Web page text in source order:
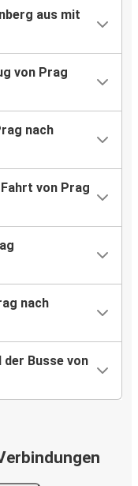
aus mit
von Prag
nach
von Prag
nach
der Busse von